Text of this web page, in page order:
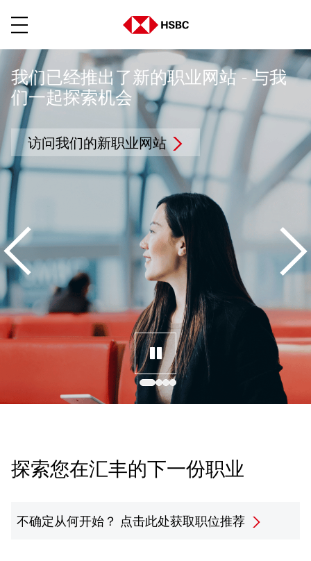
我们已经推出了新的职业网站 - 与我
们一起探索机会
访问我们的新职业网站
探索您在汇丰的下一份职业
不确定从何开始？ 点击此处获取职位推荐